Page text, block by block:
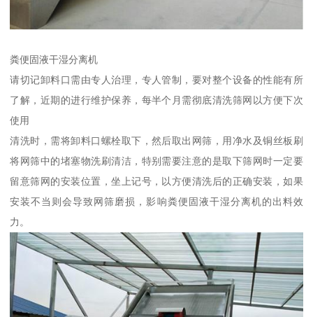
粪便固液干湿分离机
请切记卸料口需由专人治理，专人管制，要对整个设备的性能有所
了解，近期的进行维护保养，每半个月需彻底清洗筛网以方便下次
使用
清洗时，需将卸料口螺栓取下，然后取出网筛，用净水及铜丝板刷
将网筛中的堵塞物洗刷清洁，特别需要注意的是取下筛网时一定要
留意筛网的安装位置，坐上记号，以方便清洗后的正确安装，如果
安装不当则会导致网筛磨损，影响粪便固液干湿分离机的出料效
力。